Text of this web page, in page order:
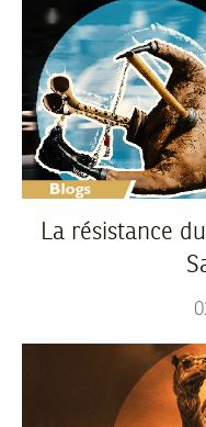
La résistance